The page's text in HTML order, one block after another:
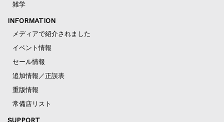
雑学
INFORMATION
メディアで紹介されました
イベント情報
セール情報
追加情報／正誤表
重版情報
常備店リスト
SUPPORT